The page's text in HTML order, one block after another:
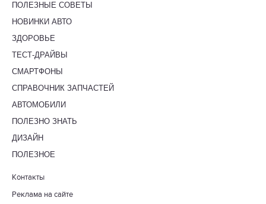
ПОЛЕЗНЫЕ СОВЕТЫ
НОВИНКИ АВТО
ЗДОРОВЬЕ
ТЕСТ-ДРАЙВЫ
СМАРТФОНЫ
СПРАВОЧНИК ЗАПЧАСТЕЙ
АВТОМОБИЛИ
ПОЛЕЗНО ЗНАТЬ
ДИЗАЙН
ПОЛЕЗНОЕ
Контакты
Реклама на сайте